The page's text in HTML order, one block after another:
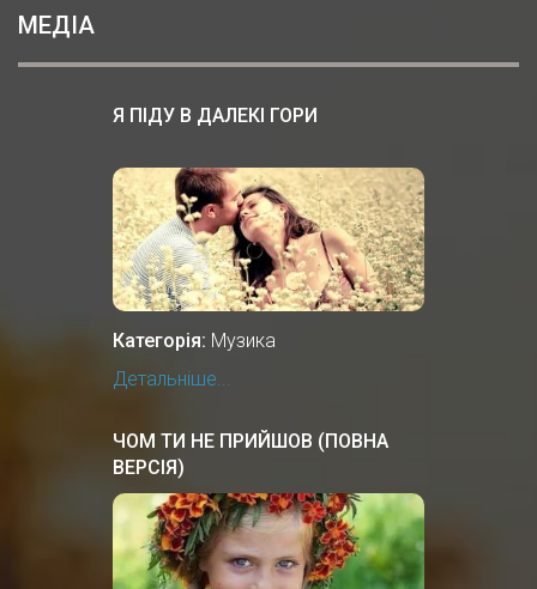
МЕДІА
Я ПІДУ В ДАЛЕКІ ГОРИ
Категорія: Музика
Детальніше...
ЧОМ ТИ НЕ ПРИЙШОВ (ПОВНА
ВЕРСІЯ)